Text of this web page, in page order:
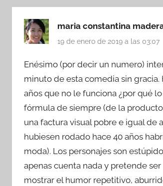
maria constantina
19 de enero de 2019 a las 03:07
Enésimo (por decir un numero)
minuto de esta comedia sin
años que no le funciona ¿por qué
fórmula de siempre (de la
una factura visual pobre e igual de
hubiesen rodado hace 40 años
moda). Los personajes son
apenas cuenta nada y pretende
mostrar el humor repetitivo,